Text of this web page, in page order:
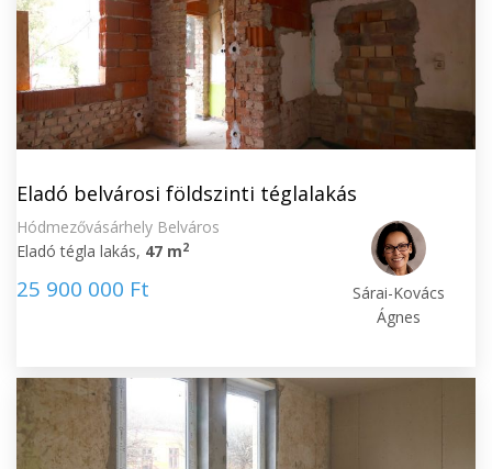
Eladó belvárosi földszinti téglalakás
Hódmezővásárhely Belváros
Eladó tégla lakás, 47 m2
25 900 000 Ft
Sárai-Kovács
Ágnes